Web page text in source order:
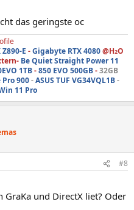
das geringste oc
Z890-E -Gigabyte RTX 4080@H2O
Be QuietStraight Power 11
1TB-850 EVO 500GB-32GB
Pro 900- ASUS TUF VG34VQL1B -
11 Pro
#8
und DirectX liet? Oder